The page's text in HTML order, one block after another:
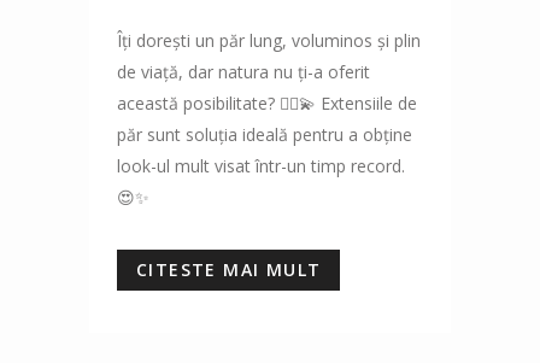
Îți dorești un păr lung, voluminos și plin
de viață, dar natura nu ți-a oferit
această posibilitate? 💁‍♀️💫 Extensiile de
păr sunt soluția ideală pentru a obține
look-ul mult visat într-un timp record.
😍✨
CITESTE MAI MULT